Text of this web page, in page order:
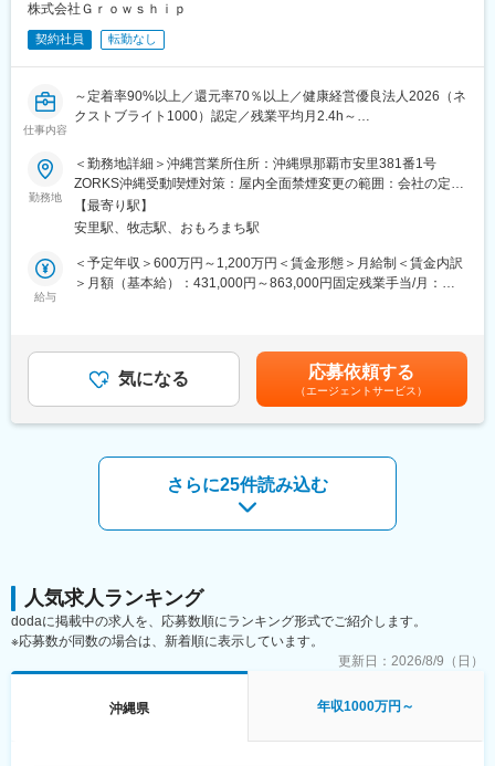
■業務詳細
・自社製品IoTミドルウェアの開発（C言語/C++、Python、
JavaScript）
・自社製品の組込みデータベースの開発（C言語）
・自社製品を使ったアプリケーション開発（C言語/C++、
Python、JavaScript）
※プログラミング言語、Webフレームワーク、RDBMSの種類は問
わない
工場系の顧客に向けて業務効率化を図る製品を開発します。
す。
プログラミングが大好き！というメンバーが多く、お互いに切磋
琢磨しあい技術力を高めあえる環境です。困ったことは相談でき
る雰囲気なので自身の成長にも繋がっていきます！
沖縄にはエンジニアが9名在籍。20代2名、30代4名、40代3名
す。
残業は社員全体で平均20H/月です。プロジェクト納期などにもよ
い環境です。
株式会社Ｇｒｏｗｓｈｉｐ
契約社員 転勤なし
仕事内容
～定着率90%以上／還元率70％以上／健康経営優良法人2026（ネ
クストブライト1000）認定／残業平均月2.4h～
■業務内容：
ネットワークエンジニアとして、プロジェクトに携わっていただ
きます。関係部署との要件調整、コスト管理、マネジメント業
務、メンバーの育成や指導もご担当いただきます。テックリード
をご希望の場合、テックリードとしての業務をお願いいたしま
す。
Web/業務系システム、アプリ開発、AI関連など、1,000社以上の
■事業基盤の安定性
当社の案件の約7割は大手一次請けSIer案件となっており、安定し
がっています。
■働きやすい環境
営業担当が月1回、エンジニアと現場双方へヒアリングを実施し、
現場での評価や課題、今後のキャリアについて共有します。常駐
間と非常に少ない環境です。さらに3カ月に1回の全社アンケート
を実施し、社員の声を制度へ反映しているため、Udemy導入、在
宅勤務手当なども社員の要望から1年以内に実現しています。
■評価・キャリア支援
施しており、入社半年で3～12％の昇給実績もあります。キャリ
勤務地
＜勤務地詳細＞沖縄営業所住所：沖縄県那覇市安里381番1号
ZORKS沖縄受動喫煙対策：屋内全面禁煙変更の範囲：会社の定め
る事業所（リモートワーク含む）
【最寄り駅】
安里駅、牧志駅、おもろまち駅
給与
＜予定年収＞600万円～1,200万円＜賃金形態＞月給制＜賃金内訳
＞月額（基本給）：431,000円～863,000円固定残業手当/月：
でも目安の金額であり、選考を通じて上下する可能性がありま
す。月給(月額)は固定手当を含めた表記です。
気になる 応募依頼する
（エージェントサービス）
さらに25件読み込む
人気求人ランキング
dodaに掲載中の求人を、応募数順にランキング形式でご紹介します。
※応募数が同数の場合は、新着順に表示しています。
更新日： 2026/8/9（日）
沖縄県 年収1000万円～